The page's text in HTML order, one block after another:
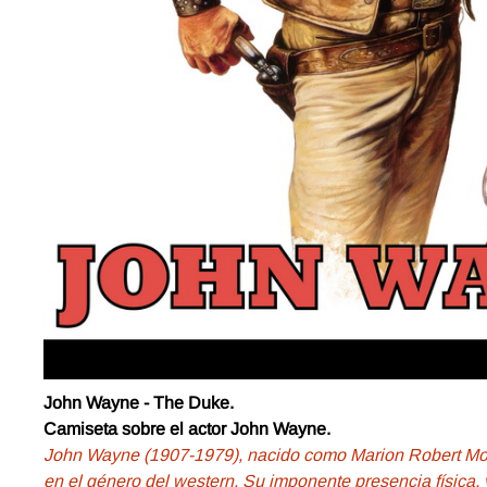
John Wayne - The Duke.
Camiseta sobre el actor John Wayne.
John Wayne (1907-1979), nacido como Marion Robert
en el género del western. Su imponente presencia